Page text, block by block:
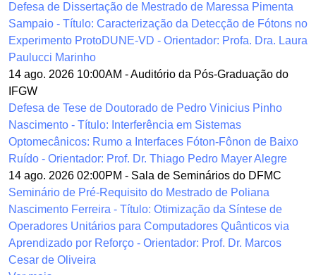
Defesa de Dissertação de Mestrado de Maressa Pimenta
Sampaio - Título: Caracterização da Detecção de Fótons no
Experimento ProtoDUNE-VD - Orientador: Profa. Dra. Laura
Paulucci Marinho
14 ago. 2026 10:00AM -Auditório da Pós-Graduação do
IFGW
Defesa de Tese de Doutorado de Pedro Vinicius Pinho
Nascimento - Título: Interferência em Sistemas
Optomecânicos: Rumo a Interfaces Fóton-Fônon de Baixo
Ruído - Orientador: Prof. Dr. Thiago Pedro Mayer Alegre
14 ago. 2026 02:00PM - Sala de Seminários do DFMC
Seminário de Pré-Requisito do Mestrado de Poliana
Nascimento Ferreira - Título: Otimização da Síntese de
Operadores Unitários para Computadores Quânticos via
Aprendizado por Reforço - Orientador: Prof. Dr. Marcos
Cesar de Oliveira